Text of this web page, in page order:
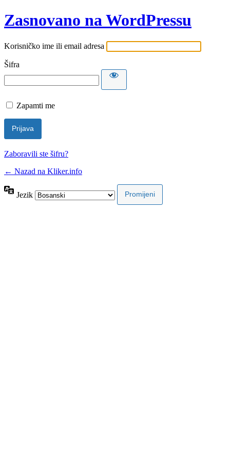
Zasnovano na WordPressu
Korisničko ime ili email adresa
Šifra
Zapamti me
Zaboravili ste šifru?
← Nazad na Kliker.info
Jezik